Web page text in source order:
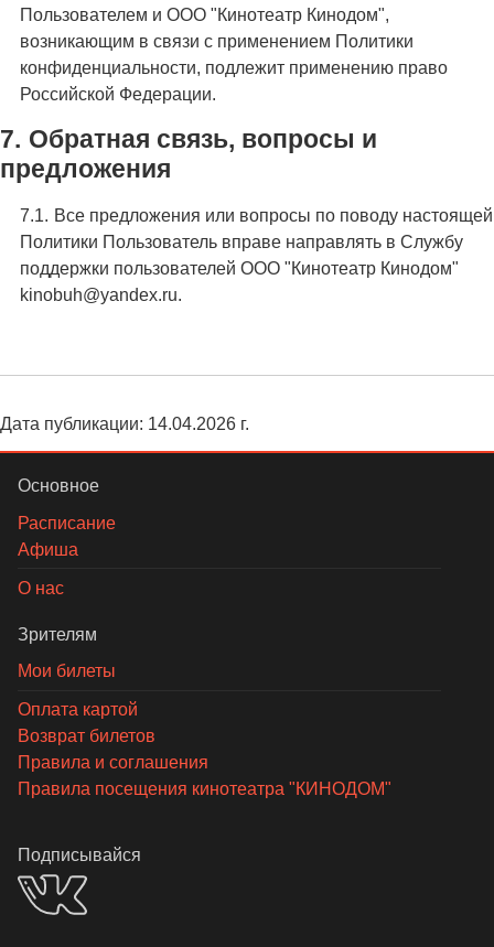
Пользователем и ООО "Кинотеатр Кинодом",
возникающим в связи с применением Политики
конфиденциальности, подлежит применению право
Российской Федерации.
Обратная связь, вопросы и
предложения
Все предложения или вопросы по поводу настоящей
Политики Пользователь вправе направлять в Службу
поддержки пользователей ООО "Кинотеатр Кинодом"
kinobuh@yandex.ru.
Дата публикации: 14.04.2026 г.
Основное
Расписание
Афиша
О нас
Зрителям
Мои билеты
Оплата картой
Возврат билетов
Правила и соглашения
Правила посещения кинотеатра "КИНОДОМ"
Подписывайся